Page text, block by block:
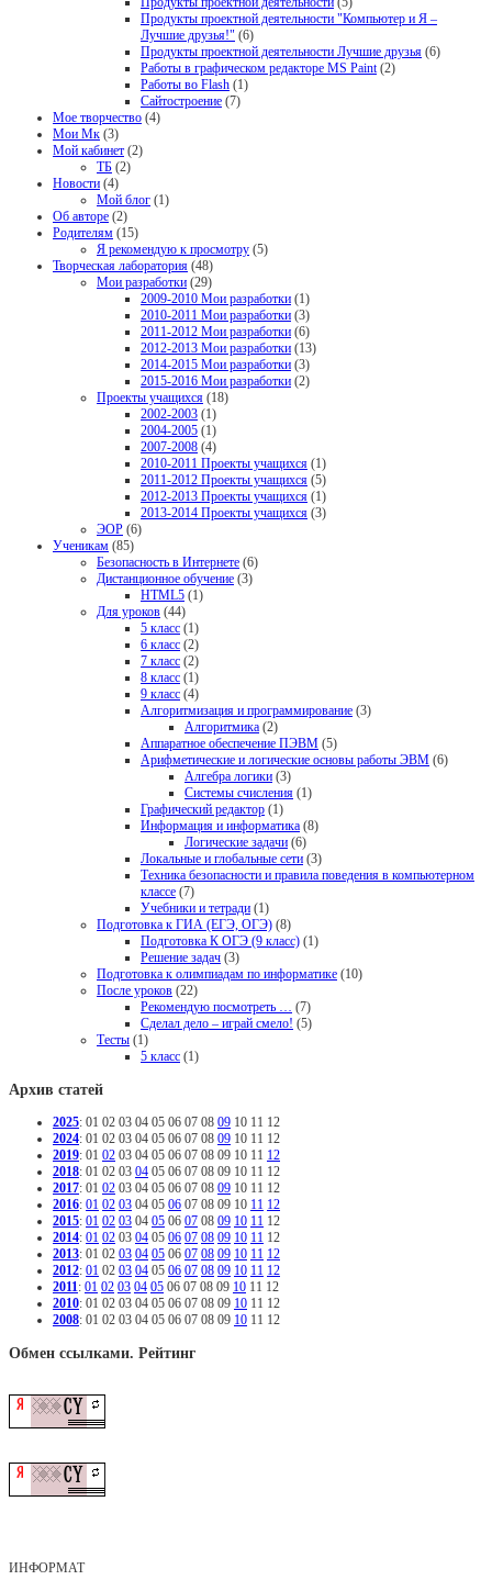
Продукты проектной деятельности "Компьютер и Я –
Лучшие друзья!" (6)
Продукты проектной деятельности Лучшие друзья (6)
Работы в графическом редакторе MS Paint (2)
Работы во Flash (1)
Сайтостроение (7)
Мое творчество (4)
Мои Мк (3)
Мой кабинет (2)
ТБ (2)
Новости (4)
Мой блог (1)
Об авторе (2)
Родителям (15)
Я рекомендую к просмотру (5)
Творческая лаборатория (48)
Мои разработки (29)
2009-2010 Мои разработки (1)
2010-2011 Мои разработки (3)
2011-2012 Мои разработки (6)
2012-2013 Мои разработки (13)
2014-2015 Мои разработки (3)
2015-2016 Мои разработки (2)
Проекты учащихся (18)
2002-2003 (1)
2004-2005 (1)
2007-2008 (4)
2010-2011 Проекты учащихся (1)
2011-2012 Проекты учащихся (5)
2012-2013 Проекты учащихся (1)
2013-2014 Проекты учащихся (3)
ЭОР (6)
Ученикам (85)
Безопасность в Интернете (6)
Дистанционное обучение (3)
HTML5 (1)
Для уроков (44)
5 класс (1)
6 класс (2)
7 класс (2)
8 класс (1)
9 класс (4)
Алгоритмизация и программирование (3)
Алгоритмика (2)
Аппаратное обеспечение ПЭВМ (5)
Арифметические и логические основы работы ЭВМ (6)
Алгебра логики (3)
Системы счисления (1)
Графический редактор (1)
Информация и информатика (8)
Логические задачи (6)
Локальные и глобальные сети (3)
Техника безопасности и правила поведения в компьютерном
классе (7)
Учебники и тетради (1)
Подготовка к ГИА (ЕГЭ, ОГЭ) (8)
Подготовка К ОГЭ (9 класс) (1)
Решение задач (3)
Подготовка к олимпиадам по информатике (10)
После уроков (22)
Рекомендую посмотреть …
(7)
Сделал дело – играй смело! (5)
Тесты (1)
5 класс (1)
Архив статей
2025: 01 02 03 04 05 06 07 08 09 10 11 12
2024: 01 02 03 04 05 06 07 08 09 10 11 12
2019: 01 02 03 04 05 06 07 08 09 10 11 12
2018: 01 02 03 04 05 06 07 08 09 10 11 12
2017: 01 02 03 04 05 06 07 08 09 10 11 12
2016: 01 02 03 04 05 06 07 08 09 10 11 12
2015: 01 02 03 04 05 06 07 08 09 10 11 12
2014: 01 02 03 04 05 06 07 08 09 10 11 12
2013: 01 02 03 04 05 06 07 08 09 10 11 12
2012: 01 02 03 04 05 06 07 08 09 10 11 12
2011 : 01 02 03 04 05 06 07 08 09 10 11 12
2010: 01 02 03 04 05 06 07 08 09 10 11 12
2008: 01 02 03 04 05 06 07 08 09 10 11 12
Обмен ссылками. Рейтинг
ИНФОРМАТ